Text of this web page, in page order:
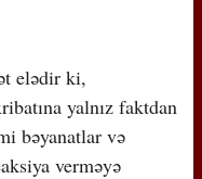
elədir ki,
yalnız faktdan
bəyanatlar və
verməyə